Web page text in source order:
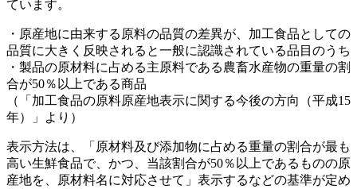
ています。
・原産地に由来する原料の品質の差異が、加工食品としての
品質に大きく反映されると一般に認識されている品目のうち
・製品の原材料に占める主原料である農畜水産物の重量の割
合が50％以上である商品
（「加工食品の原料原産地表示に関する今後の方向（平成15
年）」より）
表示方法は、「原材料及び添加物に占める重量の割合が最も
高い生鮮食品で、かつ、当該割合が50％以上であるものの原
産地を、原材料名に対応させて」表示するなどの基準が定め